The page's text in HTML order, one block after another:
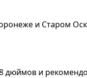
и Старом
дюймов и